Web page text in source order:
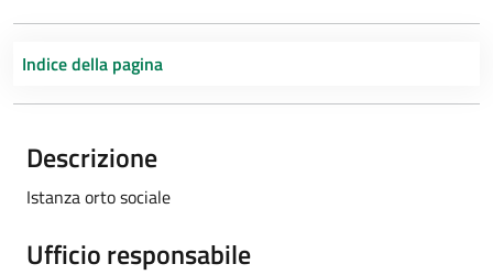
Indice della pagina
Descrizione
Istanza orto sociale
Ufficio responsabile